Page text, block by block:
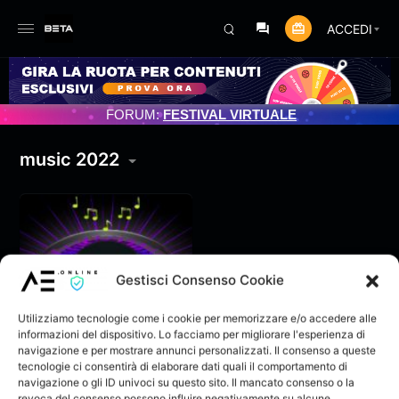
Gestisci Consenso Cookie
Utilizziamo tecnologie come i cookie per memorizzare e/o accedere alle
informazioni del dispositivo. Lo facciamo per migliorare l'esperienza di
navigazione e per mostrare annunci personalizzati. Il consenso a queste
tecnologie ci consentirà di elaborare dati quali il comportamento di
navigazione o gli ID univoci su questo sito. Il mancato consenso o la
ACCEDI
PROGRAMMATO 3/07/2025
FORUM:FESTIVAL VIRTUALE
music 2022
Brais & Quando &